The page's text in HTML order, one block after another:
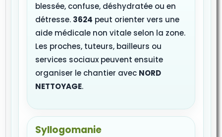
blessée, confuse, déshydratée ou en
détresse. 3624 peut orienter vers une
aide médicale non vitale selon la zone.
Les proches, tuteurs, bailleurs ou
services sociaux peuvent ensuite
organiser le chantier avec NORD
NETTOYAGE.
Syllogomanie